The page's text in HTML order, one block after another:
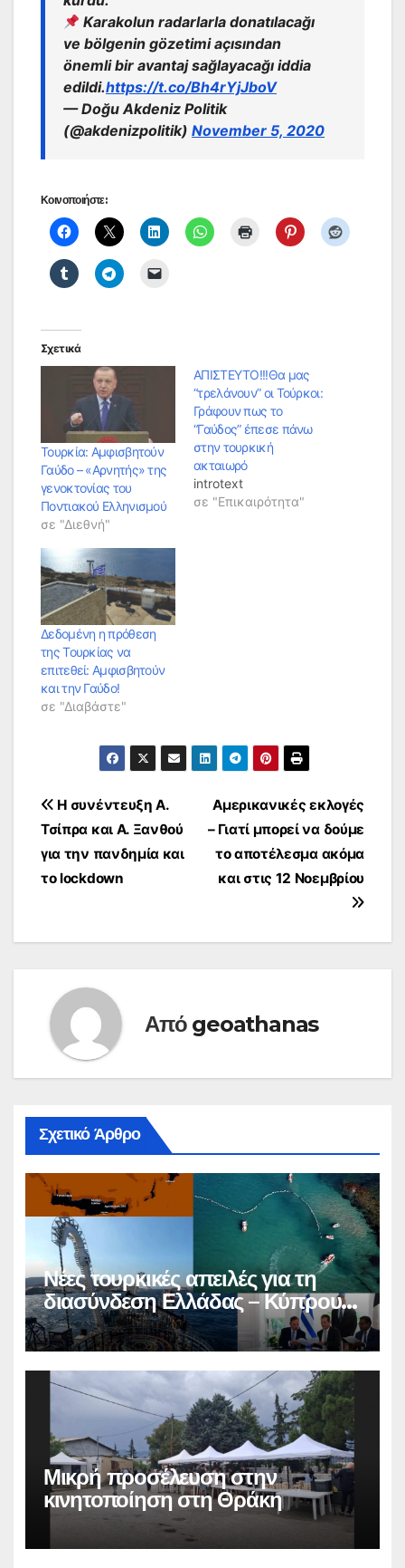
Karakolun radarlarla donatılacağı
ve bölgenin gözetimi açısından
önemli bir avantaj sağlayacağı iddia
edildi.https://t.co/Bh4rYjJboV
— Doğu Akdeniz Politik
(@akdenizpolitik) November 5, 2020
Κοινοποιήστε:
Σχετικά
Τουρκία: Αμφισβητούν
Γαύδο – «Αρνητής» της
γενοκτονίας του
Ποντιακού Ελληνισμού
σε "Διεθνή"
ΑΠΙΣΤΕΥΤΟ!!!Θα μας
“τρελάνουν” οι Τούρκοι:
Γράφουν πως το
“Γαύδος” έπεσε πάνω
στην τουρκική
ακταιωρό
introtext
σε "Επικαιρότητα"
Δεδομένη η πρόθεση
της Τουρκίας να
επιτεθεί: Αμφισβητούν
και την Γαύδο!
σε "Διαβάστε"
Πλοήγηση
άρθρων
Αμερικανικές εκλογές
– Γιατί μπορεί να δούμε
το αποτέλεσμα ακόμα
και στις 12 Νοεμβρίου
Η συνέντευξη Α.
Τσίπρα και Α. Ξανθού
για την πανδημία και
το lockdown
Από geoathanas
Σχετικό Άρθρο
Νέες τουρκικές απειλές για τη
διασύνδεση Ελλάδας – Κύπρου –
Ισραήλ
Μικρή προσέλευση στην
κινητοποίηση στη Θράκη